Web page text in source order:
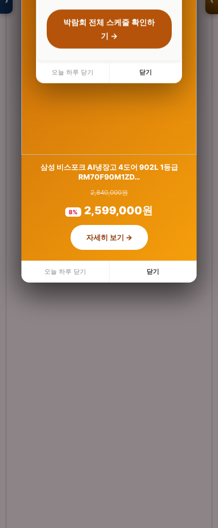
박람회 전체 스케줄 확인하
기 →
오늘 하루 닫기 닫기
세레비 멜라딥스 식물성 멜라토닌 감태추출물 L
트립토판 몽모랑시 타트…
29,000원
25% 21,800원
자세히 보기 →
오늘 하루 닫기 닫기
삼성 비스포크 AI냉장고 4도어 902L 1등급
RM70F90M1ZD…
2,840,000원
8% 2,599,000원
자세히 보기 →
오늘 하루 닫기 닫기